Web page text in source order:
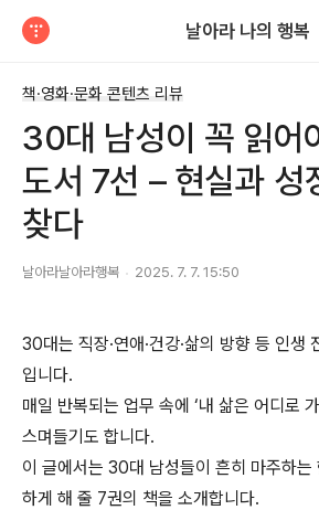
날아라 나의 행복
책·영화·문화 콘텐츠 리뷰
30대 남성이 꼭 읽어
도서 7선 – 현실과 성
찾다
날아라날아라행복 2025. 7. 7. 15:50
30대는 직장·연애·건강·삶의 방향 등 인생
입니다.
매일 반복되는 업무 속에 ‘내 삶은 어디로
스며들기도 합니다.
이 글에서는 30대 남성들이 흔히 마주하는
하게 해 줄 7권의 책을 소개합니다.